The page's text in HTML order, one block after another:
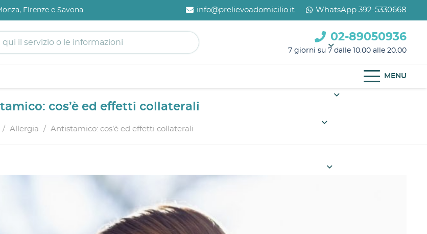
Firenze e Savona info@prelievoadomicilio.it WhatsApp 392-5330668
02-89050936
7 giorni su 7 dalle 10.00 alle 20.00
MENU
cos’è ed effetti collaterali
/ Allergia / Antistamico: cos’è ed effetti collaterali